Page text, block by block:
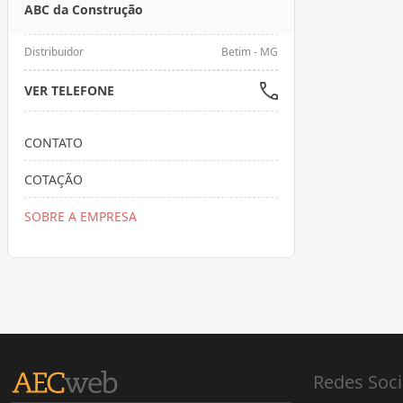
ABC da Construção
Distribuidor Betim - MG
VER TELEFONE
CONTATO
COTAÇÃO
SOBRE A EMPRESA
Redes